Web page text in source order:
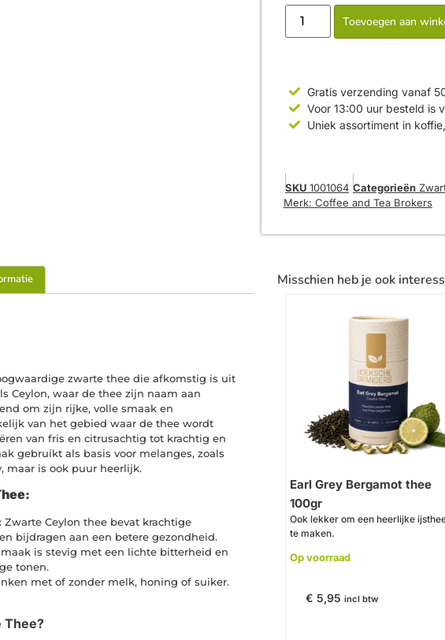
Toevoegen aan
Gratis verzending vanaf
Voor 13:00 uur besteld is
Uniek assortiment in
SKU 1001064 Categorieën
Merk: Coffee and Tea Brokers
zwarte thee die afkomstig is uit
Ceylon, waar de thee zijn naam aan
om zijn rijke, volle smaak en
van het gebied waar de thee wordt
van fris en citrusachtig tot krachtig en
gebruikt als basis voor melanges, zoals
maar is ook puur heerlijk.
: Zwarte Ceylon thee bevat krachtige
bijdragen aan een betere gezondheid.
is stevig met een lichte bitterheid en
tonen.
met of zonder melk, honing of suiker.
Thee?
Misschien heb je ook
Earl Grey Bergamot thee
100gr
Ook lekker om een heerlijke
te maken.
Op voorraad
€ 5,95 incl btw